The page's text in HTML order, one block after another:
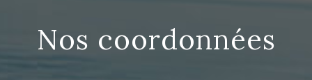
Nos coordonnées